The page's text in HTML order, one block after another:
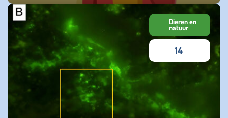
maandag 24 februari 2025
Dieren en
natuur
14